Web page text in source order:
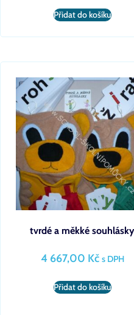
Přidat do košíku
tvrdé a měkké souhlásky
4 667,00 Kč s DPH
Přidat do košíku